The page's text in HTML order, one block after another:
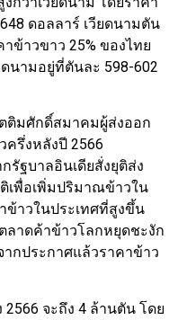
ดอลลาร์ เวียดนามตัน
ข้าวขาว 25% ของไทย
นามอยู่ที่ตันละ 598-602
ติมศักดิ์สมาคมผู้ส่งออก
ครึ่งหลังปี 2566
รัฐบาลอินเดียสั่งยุติส่ง
เพื่อเพิ่มปริมาณข้าวใน
ข้าวในประเทศที่สูงขึ้น
ลาดค้าข้าวโลกหยุดชะงัก
กประกาศแล้วราคาข้าว
จะถึง 4 ล้านตัน โดย